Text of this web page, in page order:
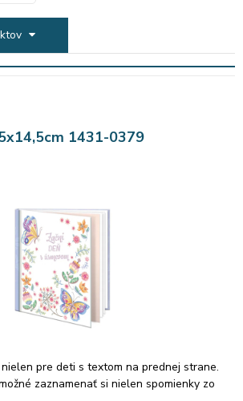
1431-0379
pre deti s textom na prednej strane.
zaznamenať si nielen spomienky zo